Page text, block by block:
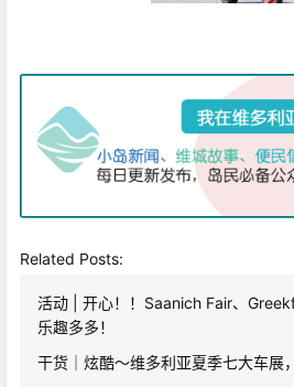
Related Posts:
活动 | 开心！！Saanich Fair、
乐趣多多！
干货｜炫酷～维多利亚夏季七大车展